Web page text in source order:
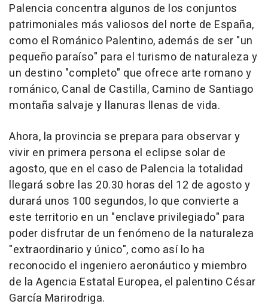
Palencia concentra algunos de los conjuntos
patrimoniales más valiosos del norte de España,
como el Románico Palentino, además de ser "un
pequeño paraíso" para el turismo de naturaleza y
un destino "completo" que ofrece arte romano y
románico, Canal de Castilla, Camino de Santiago
montaña salvaje y llanuras llenas de vida.
Ahora, la provincia se prepara para observar y
vivir en primera persona el eclipse solar de
agosto, que en el caso de Palencia la totalidad
llegará sobre las 20.30 horas del 12 de agosto y
durará unos 100 segundos, lo que convierte a
este territorio en un "enclave privilegiado" para
poder disfrutar de un fenómeno de la naturaleza
"extraordinario y único", como así lo ha
reconocido el ingeniero aeronáutico y miembro
de la Agencia Estatal Europea, el palentino César
García Marirodriga.